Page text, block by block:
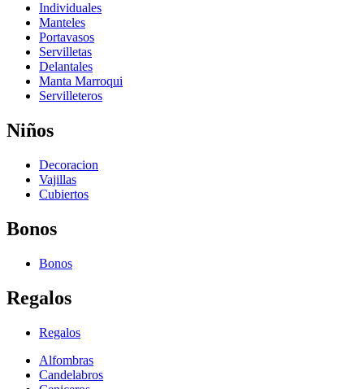
Individuales
Manteles
Portavasos
Servilletas
Delantales
Manta Marroqui
Servilleteros
Niños
Decoracion
Vajillas
Cubiertos
Bonos
Bonos
Regalos
Regalos
Alfombras
Candelabros